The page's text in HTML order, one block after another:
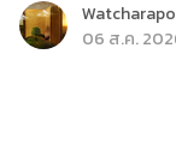
06 ส.ค.